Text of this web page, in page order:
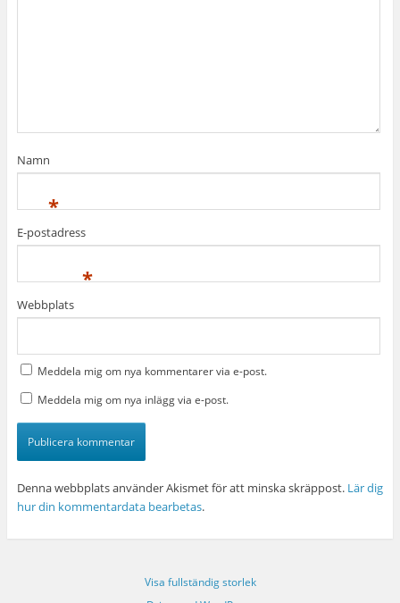
Namn
*
E-postadress
*
Webbplats
Meddela mig om nya kommentarer via e-post.
Meddela mig om nya inlägg via e-post.
Denna webbplats använder Akismet för att minska skräppost. Lär dig
hur din kommentardata bearbetas.
Visa fullständig storlek